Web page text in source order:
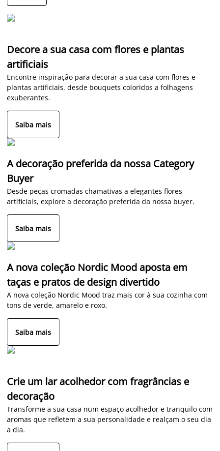
Decore a sua casa com flores e plantas
artificiais
Encontre inspiração para decorar a sua casa com flores e
plantas artificiais, desde bouquets coloridos a folhagens
exuberantes.
Saiba mais
A decoração preferida da nossa Category
Buyer
Desde peças cromadas chamativas a elegantes flores
artificiais, explore a decoração preferida da nossa buyer.
Saiba mais
A nova coleção Nordic Mood aposta em
taças e pratos de design divertido
A nova coleção Nordic Mood traz mais cor à sua cozinha com
tons de verde, amarelo e roxo.
Saiba mais
Crie um lar acolhedor com fragrâncias e
decoração
Transforme a sua casa num espaço acolhedor e tranquilo com
aromas que refletem a sua personalidade e realçam o seu dia
a dia.